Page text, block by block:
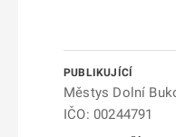
Městys Dolní
IČO: 00244791